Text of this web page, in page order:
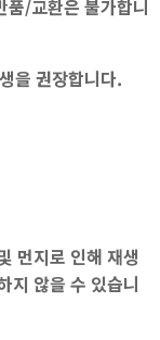
품/교환은 불가합니
을 권장합니다.
먼지로 인해 재생
지 않을 수 있습니